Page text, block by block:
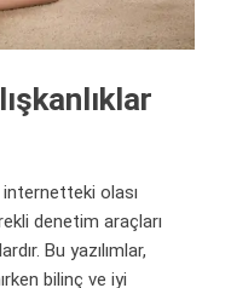
internetteki olası
denetim araçları
Bu yazılımlar,
bilinç ve iyi